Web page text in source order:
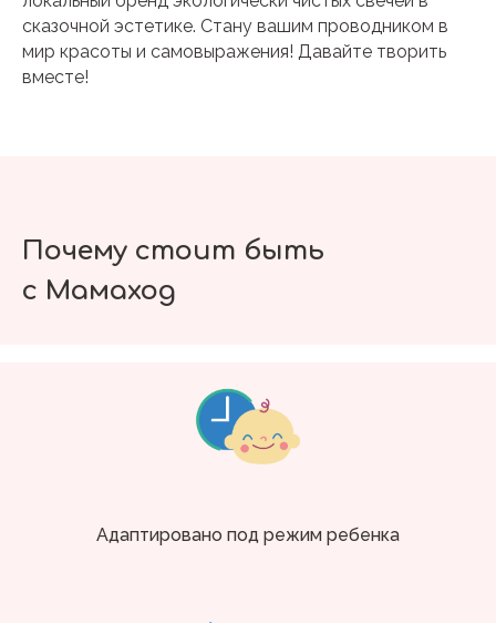
сказочной эстетике. Стану вашим проводником в
мир красоты и самовыражения! Давайте творить
вместе!
Почему стоит быть
с Мамаход
Адаптировано под режим ребенка